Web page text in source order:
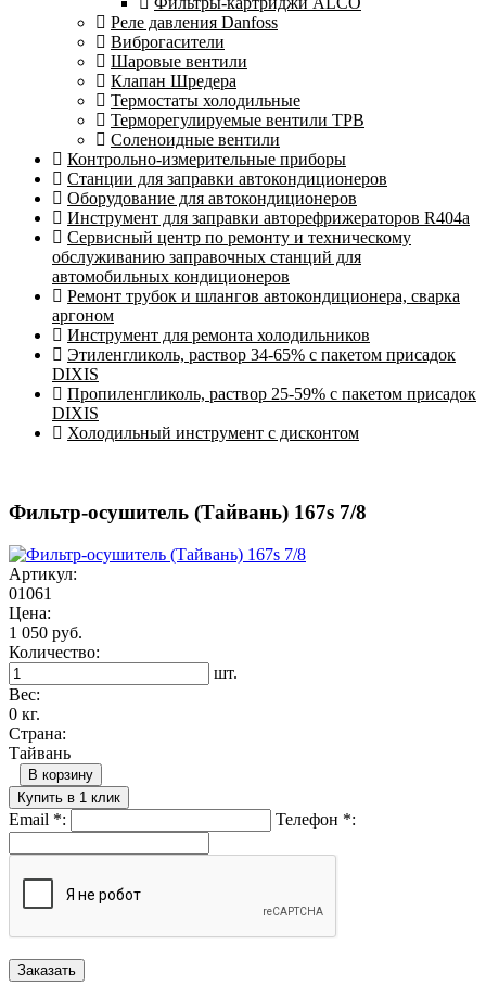
Реле давления Danfoss
Виброгасители
Шаровые вентили
Клапан Шредера
Термостаты холодильные
Терморегулируемые вентили ТРВ
Соленоидные вентили
Контрольно-измерительные приборы
Станции для заправки автокондиционеров
Оборудование для автокондиционеров
Инструмент для заправки авторефрижераторов R404a
Сервисный центр по ремонту и техническому
обслуживанию заправочных станций для
автомобильных кондиционеров
Ремонт трубок и шлангов автокондиционера, сварка
аргоном
Инструмент для ремонта холодильников
Этиленгликоль, раствор 34-65% с пакетом присадок
DIXIS
Пропиленгликоль, раствор 25-59% с пакетом присадок
DIXIS
Холодильный инструмент с дисконтом
Фильтр-осушитель (Тайвань) 167s 7/8
Артикул:
01061
Цена:
1 050 руб.
Количество:
шт.
Вес:
0 кг.
Страна:
Тайвань
В корзину
Купить в 1 клик
Email *: Телефон *: